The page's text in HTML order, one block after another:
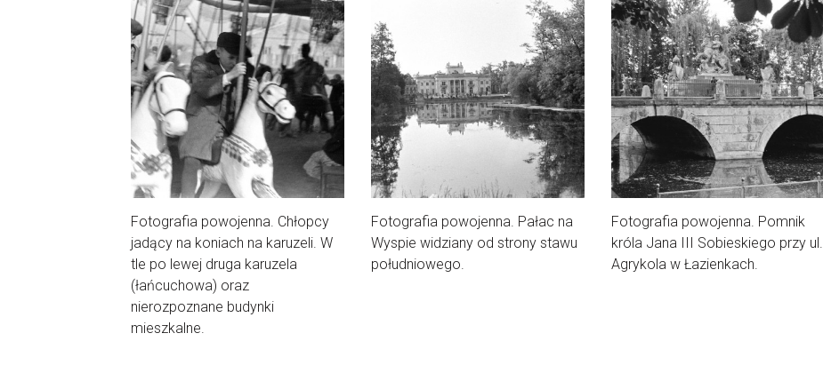
Fotografia powojenna. Chłopcy
jadący na koniach na karuzeli. W
tle po lewej druga karuzela
(łańcuchowa) oraz
nierozpoznane budynki
mieszkalne.
Fotografia powojenna. Pałac na
Wyspie widziany od strony stawu
południowego.
Fotografia powojenna. Pomnik
króla Jana III Sobieskiego przy ul.
Agrykola w Łazienkach.